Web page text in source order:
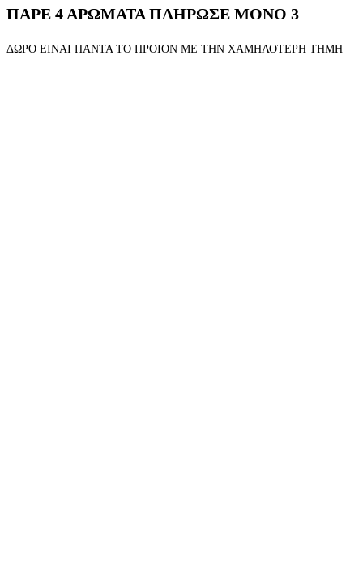
ΠΑΡΕ 4 ΑΡΩΜΑΤΑ ΠΛΗΡΩΣΕ ΜΟΝΟ 3
ΔΩΡΟ ΕΙΝΑΙ ΠΑΝΤΑ ΤΟ ΠΡΟΙΟΝ ΜΕ ΤΗΝ ΧΑΜΗΛΟΤΕΡΗ ΤΗΜΗ